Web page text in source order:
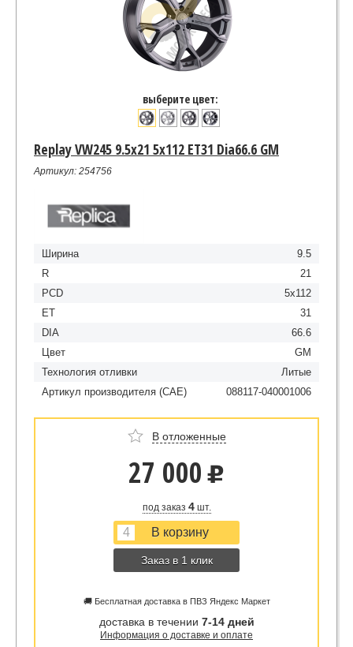
выберите цвет:
Replay VW245 9.5x21 5x112 ET31 Dia66.6 GM
Артикул: 254756
Ширина
9.5
R
21
PCD
5x112
ET
31
DIA
66.6
Цвет
GM
Технология отливки
Литые
Артикул производителя (CAE)
088117-040001006
В отложенные
27 000 u
под заказ 4шт.
Заказ в 1 клик
🚚 Бесплатная доставка в ПВЗ Яндекс Маркет
доставка в течении 7-14 дней
Информация о доставке и оплате